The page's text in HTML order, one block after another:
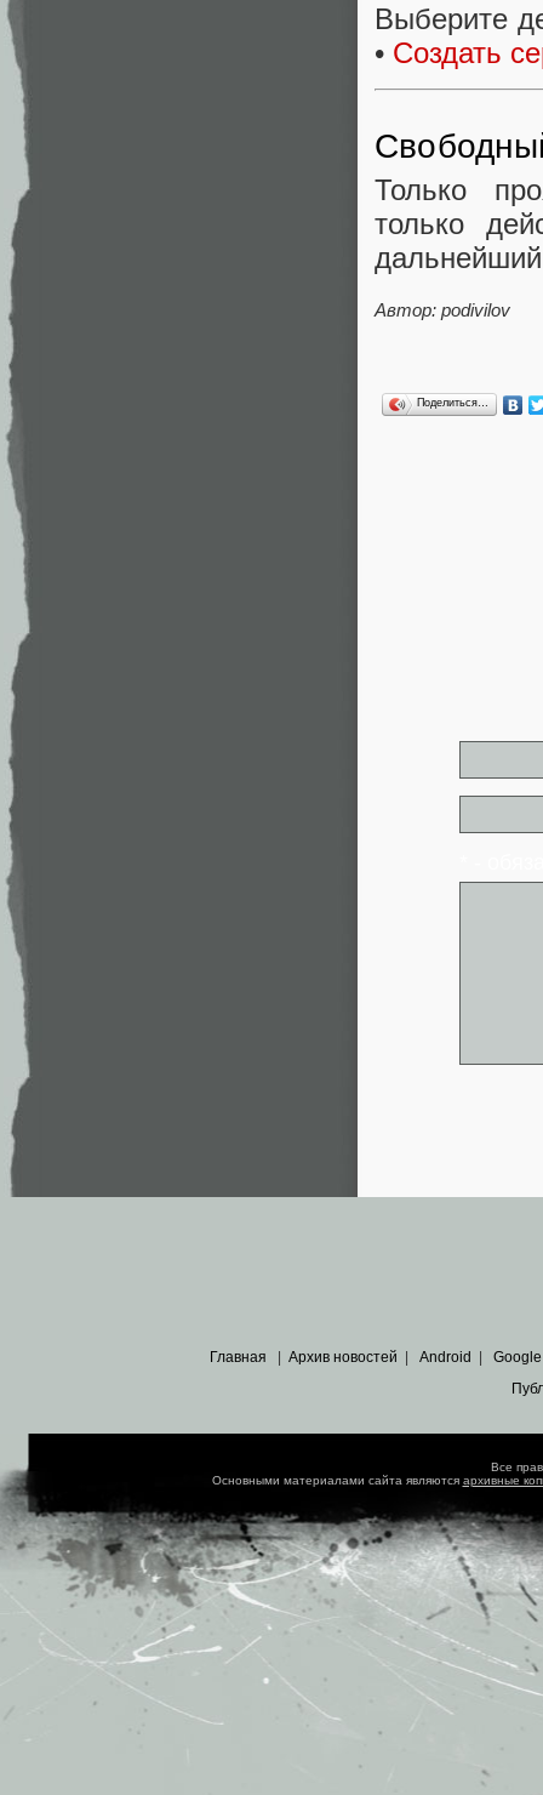
Выберите
• Создать
Только
только
Автор: podivilov
Поделиться…
Главная Архив новостей Android Google
Все
Основными материалами сайта являются архивные